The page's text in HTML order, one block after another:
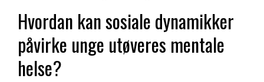
Hvordan kan sosiale dynamikker
påvirke unge utøveres mentale
helse?